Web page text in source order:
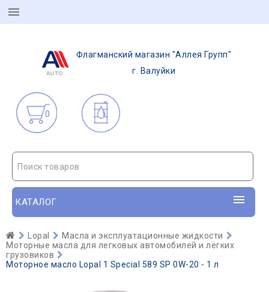
Флагманский магазин "Аллея Групп"
г. Валуйки
0
Поиск товаров
КАТАЛОГ
Lopal
Масла и эксплуатационные жидкости
Моторные масла для легковых автомобилей и лёгких
грузовиков
Моторное масло Lopal 1 Special 589 SP 0W-20 - 1 л